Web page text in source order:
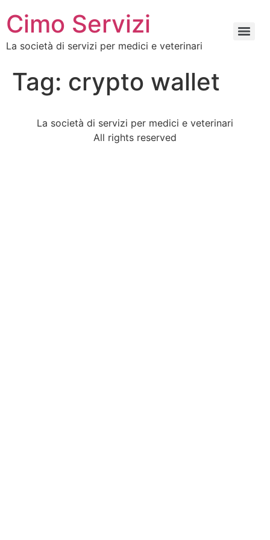
Cimo Servizi
La società di servizi per medici e veterinari
Tag: crypto wallet
La società di servizi per medici e veterinari
All rights reserved